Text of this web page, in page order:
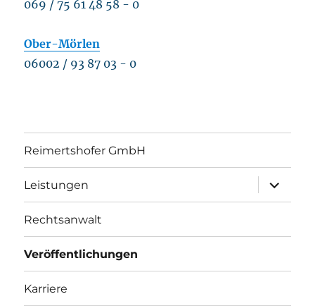
069 / 75 61 48 58 - 0
Ober-Mörlen
06002 / 93 87 03 - 0
Reimertshofer GmbH
Leistungen
öffnen
Rechtsanwalt
Veröffentlichungen
Karriere